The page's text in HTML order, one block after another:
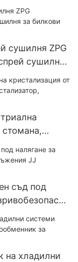
за химико-
сушилня ZPG
сушилня
съд под
на хладилни